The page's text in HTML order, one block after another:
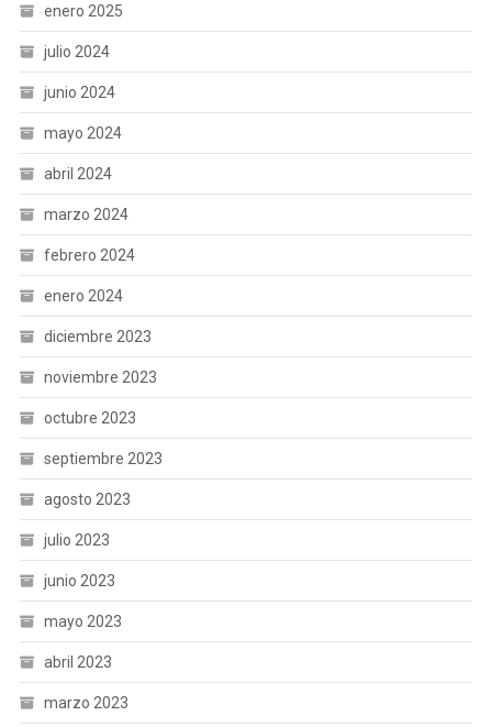
enero 2025
julio 2024
junio 2024
mayo 2024
abril 2024
marzo 2024
febrero 2024
enero 2024
diciembre 2023
noviembre 2023
octubre 2023
septiembre 2023
agosto 2023
julio 2023
junio 2023
mayo 2023
abril 2023
marzo 2023